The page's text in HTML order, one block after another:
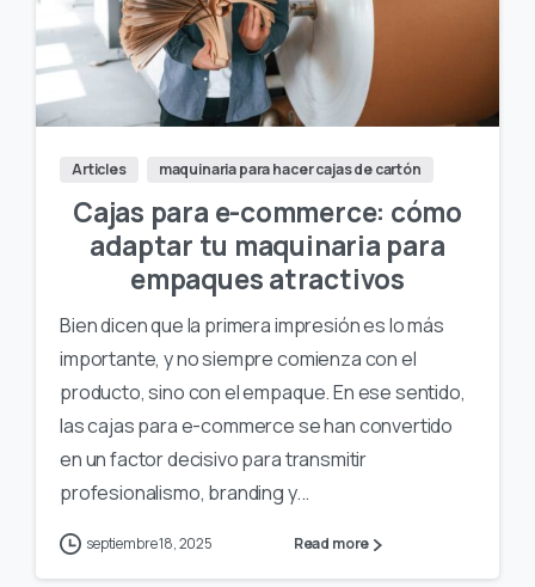
Articles maquinaria para hacer cajas de cartón
Cajas para e-commerce: cómo
adaptar tu maquinaria para
empaques atractivos
Bien dicen que la primera impresión es lo más
importante, y no siempre comienza con el
producto, sino con el empaque. En ese sentido,
las cajas para e-commerce se han convertido
en un factor decisivo para transmitir
profesionalismo, branding y...
septiembre 18, 2025 Read more